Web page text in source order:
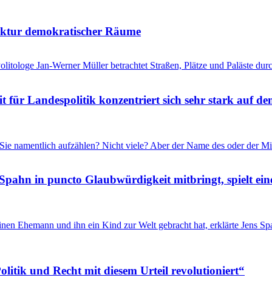
demokratischer Räume
Jan-Werner Müller betrachtet Straßen, Plätze und Paläste
für Landespolitik konzentriert sich sehr stark auf
namentlich aufzählen? Nicht viele? Aber der Name des oder
in puncto Glaubwürdigkeit mitbringt, spielt
Ehemann und ihn ein Kind zur Welt gebracht hat, erklärte Jens
und Recht mit diesem Urteil revolutioniert“